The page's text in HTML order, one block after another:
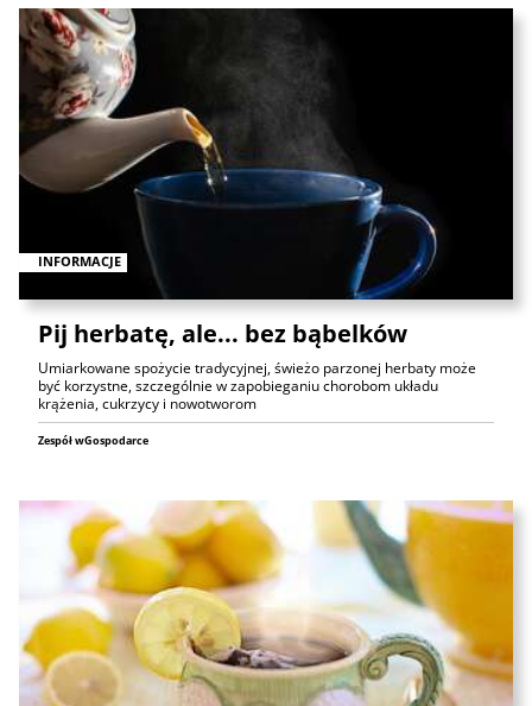
INFORMACJE
Pij herbatę, ale... bez bąbelków
Umiarkowane spożycie tradycyjnej, świeżo parzonej herbaty może
być korzystne, szczególnie w zapobieganiu chorobom układu
krążenia, cukrzycy i nowotworom
Zespół wGospodarce